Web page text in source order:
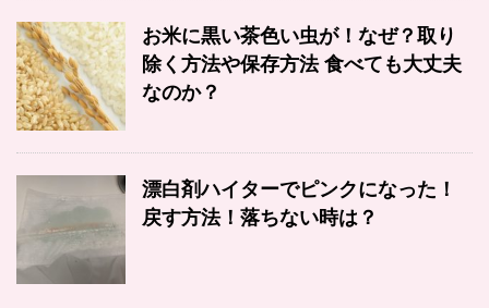
お米に黒い茶色い虫が！なぜ？取り
除く方法や保存方法 食べても大丈夫
なのか？
漂白剤ハイターでピンクになった！
戻す方法！落ちない時は？